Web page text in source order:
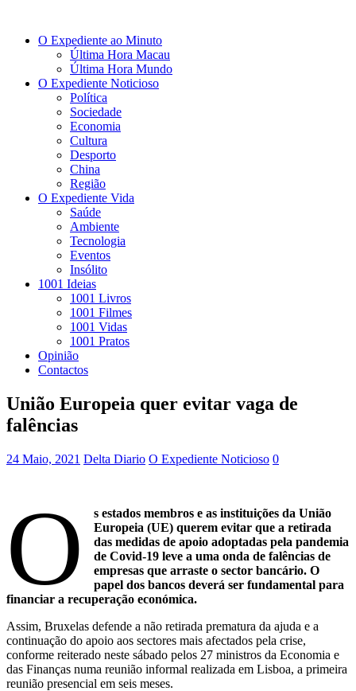
O Expediente ao Minuto
Última Hora Macau
Última Hora Mundo
O Expediente Noticioso
Política
Sociedade
Economia
Cultura
Desporto
China
Região
O Expediente Vida
Saúde
Ambiente
Tecnologia
Eventos
Insólito
1001 Ideias
1001 Livros
1001 Filmes
1001 Vidas
1001 Pratos
Opinião
Contactos
União Europeia quer evitar vaga de
falências
24 Maio, 2021 Delta Diario O Expediente Noticioso 0
O
s estados membros e as instituições da União
Europeia (UE) querem evitar que a retirada
das medidas de apoio adoptadas pela pandemia
de Covid-19 leve a uma onda de falências de
empresas que arraste o sector bancário. O
papel dos bancos deverá ser fundamental para
financiar a recuperação económica.
Assim, Bruxelas defende a não retirada prematura da ajuda e a
continuação do apoio aos sectores mais afectados pela crise,
conforme reiterado neste sábado pelos 27 ministros da Economia e
das Finanças numa reunião informal realizada em Lisboa, a primeira
reunião presencial em seis meses.